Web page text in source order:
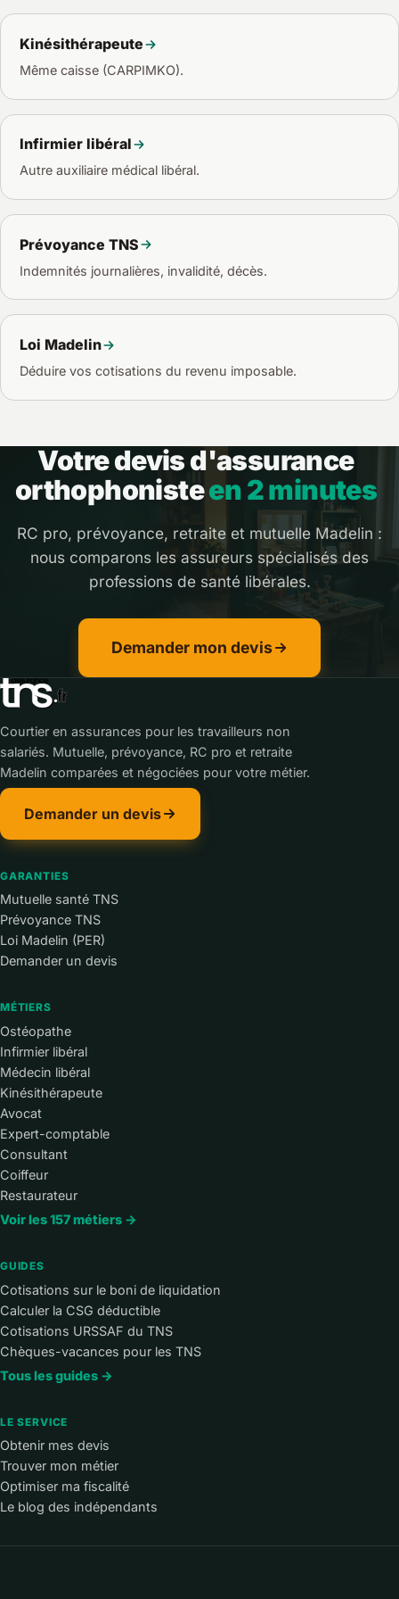
Kinésithérapeute
Même caisse (CARPIMKO).
Infirmier libéral
Autre auxiliaire médical libéral.
Prévoyance TNS
Indemnités journalières, invalidité, décès.
Loi Madelin
Déduire vos cotisations du revenu imposable.
Votre devis d'assurance
orthophonisteen 2 minutes
RC pro, prévoyance, retraite et mutuelle Madelin :
nous comparons les assureurs spécialisés des
professions de santé libérales.
Demander mon devis
Courtier en assurances pour les travailleurs non
salariés. Mutuelle, prévoyance, RC pro et retraite
Madelin comparées et négociées pour votre métier.
Demander un devis
GARANTIES
Mutuelle santé TNS
Prévoyance TNS
Loi Madelin (PER)
Demander un devis
MÉTIERS
Ostéopathe
Infirmier libéral
Médecin libéral
Kinésithérapeute
Avocat
Expert-comptable
Consultant
Coiffeur
Restaurateur
Voir les 157 métiers →
GUIDES
Cotisations sur le boni de liquidation
Calculer la CSG déductible
Cotisations URSSAF du TNS
Chèques-vacances pour les TNS
Tous les guides →
LE SERVICE
Obtenir mes devis
Trouver mon métier
Optimiser ma fiscalité
Le blog des indépendants